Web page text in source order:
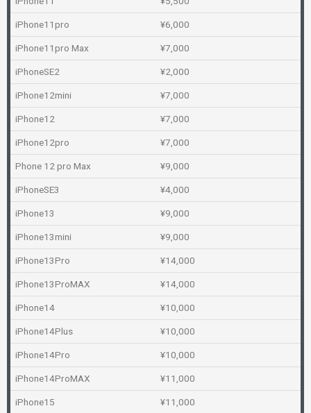
iPhone11pro ¥6,000
iPhone11pro Max ¥7,000
iPhoneSE2 ¥2,000
iPhone12mini ¥7,000
iPhone12 ¥7,000
iPhone12pro ¥7,000
Phone 12 pro Max ¥9,000
iPhoneSE3 ¥4,000
iPhone13 ¥9,000
iPhone13mini ¥9,000
iPhone13Pro ¥14,000
iPhone13ProMAX ¥14,000
iPhone14 ¥10,000
iPhone14Plus ¥10,000
iPhone14Pro ¥10,000
iPhone14ProMAX ¥11,000
iPhone15 ¥11,000